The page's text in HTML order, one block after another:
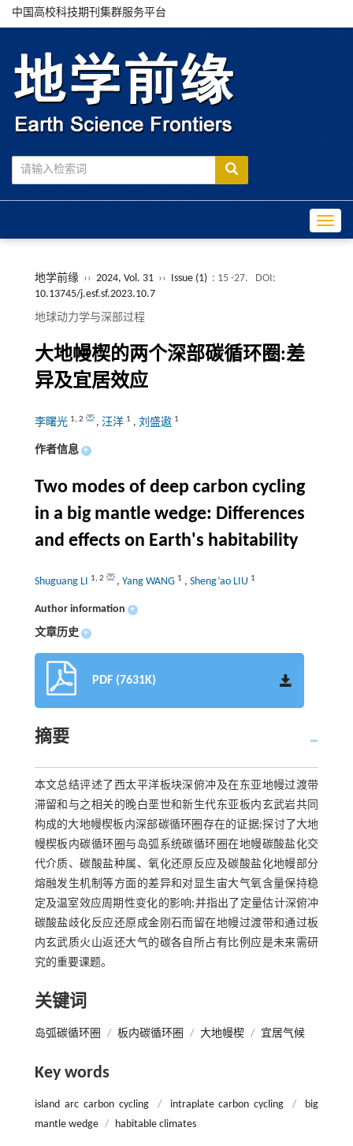
中国高校科技期刊集群服务平台
地学前缘 ›› 2024, Vol. 31 ›› Issue (1) : 15 -27.
DOI:
10.13745/j.esf.sf.2023.10.7
地球动力学与深部过程
大地幔楔的两个深部碳循环圈:差
异及宜居效应
李曙光 1, 2 , 汪洋 1 , 刘盛遨 1
作者信息 +
Two modes of deep carbon cycling
in a big mantle wedge: Differences
and effects on Earth's habitability
Shuguang LI 1, 2 , Yang WANG 1 , Sheng’ao LIU 1
Author information +
文章历史 +
PDF (7631K)
摘要
本文总结评述了西太平洋板块深俯冲及在东亚地幔过渡带
滞留和与之相关的晚白垩世和新生代东亚板内玄武岩共同
构成的大地幔楔板内深部碳循环圈存在的证据;探讨了大地
幔楔板内碳循环圈与岛弧系统碳循环圈在地幔碳酸盐化交
代介质、碳酸盐种属、氧化还原反应及碳酸盐化地幔部分
熔融发生机制等方面的差异和对显生宙大气氧含量保持稳
定及温室效应周期性变化的影响;并指出了定量估计深俯冲
碳酸盐歧化反应还原成金刚石而留在地幔过渡带和通过板
内玄武质火山返还大气的碳各自所占有比例应是未来需研
究的重要课题。
关键词
岛弧碳循环圈 / 板内碳循环圈 / 大地幔楔 / 宜居气候
Key words
island arc carbon cycling / intraplate carbon cycling /
big
mantle wedge / habitable climates